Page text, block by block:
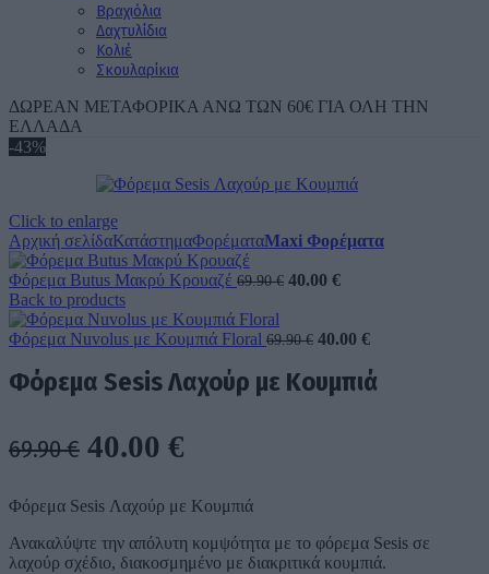
Βραχιόλια
Δαχτυλίδια
Κολιέ
Σκουλαρίκια
ΔΩΡΕΑΝ ΜΕΤΑΦΟΡΙΚΑ ΑΝΩ ΤΩΝ 60€ ΓΙΑ ΟΛΗ ΤΗΝ
ΕΛΛΑΔΑ
-43%
Click to enlarge
Αρχική σελίδαΚατάστημαΦορέματαMaxi Φορέματα
Φόρεμα Butus Μακρύ Κρουαζέ 69.90€ Original
69.90 €.
40.00 €Η
είναι:
Back to products
Φόρεμα Nuvolus με Κουμπιά Floral 69.90€ Original
was:
69.90 €.
40.00 €Η
τιμή
είναι:
Φόρεμα Sesis Λαχούρ με Κουμπιά
69.90€ Original
was:
69.90 €.
40.00 €
τιμή
είναι:
Φόρεμα Sesis Λαχούρ με Κουμπιά
Ανακαλύψτε την απόλυτη κομψότητα με το φόρεμα Sesis σε
λαχούρ σχέδιο, διακοσμημένο με διακριτικά κουμπιά.